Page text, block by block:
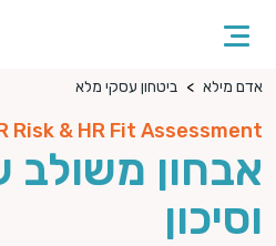
אדם מילא ביטחון עסקי מלא
Risk & HR Fit Assessment
אבחון
וסיכון